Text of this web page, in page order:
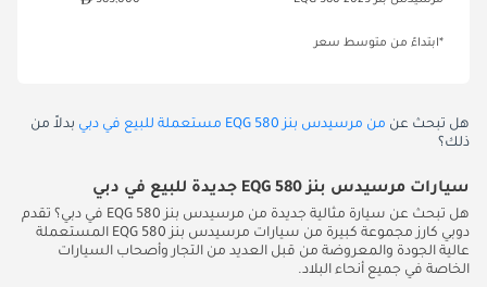
*ابتداءً من متوسط سعر
هل تبحث عن من مرسيدس بنز EQG 580 مستعملة للبيع في دبي
بدلاً من
ذلك؟
سيارات مرسيدس بنز EQG 580 جديدة للبيع في دبي
هل تبحث عن سيارة مثالية جديدة من مرسيدس بنز EQG 580 في دبي؟ تقدم
دوبي كارز مجموعة كبيرة من سيارات مرسيدس بنز EQG 580 المستعملة
عالية الجودة والمعروضة من قبل العديد من التجار وأصحاب السيارات
الخاصة في جميع أنحاء البلاد.